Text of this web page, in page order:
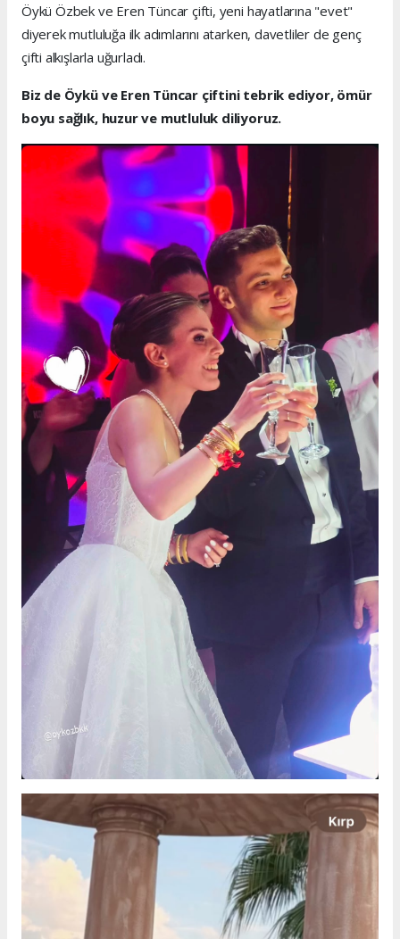
Öykü Özbek ve Eren Tüncar çifti, yeni hayatlarına "evet"
diyerek mutluluğa ilk adımlarını atarken, davetliler de genç
çifti alkışlarla uğurladı.
Biz de Öykü ve Eren Tüncar çiftini tebrik ediyor, ömür
boyu sağlık, huzur ve mutluluk diliyoruz.